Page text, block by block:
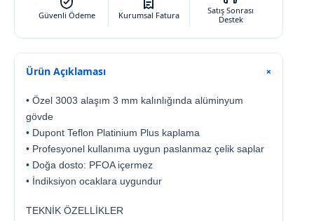
Güvenli Ödeme Kurumsal Fatura
Satış Sonrası
Destek
Ürün Açıklaması +
• Özel 3003 alaşım 3 mm kalınlığında alüminyum
gövde
• Dupont Teflon Platinium Plus kaplama
• Profesyonel kullanıma uygun paslanmaz çelik saplar
• Doğa dosto: PFOA içermez
• İndiksiyon ocaklara uygundur
TEKNİK ÖZELLİKLER